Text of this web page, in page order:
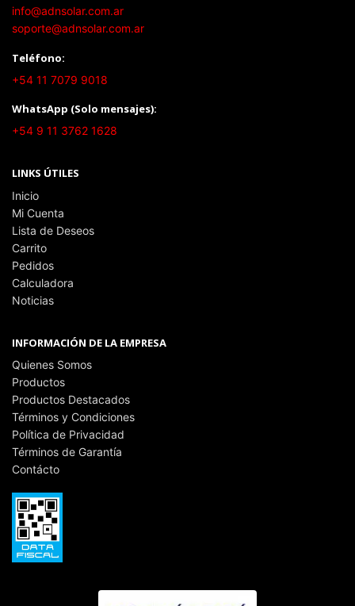
info@adnsolar.com.ar
soporte@adnsolar.com.ar
Teléfono:
+54 11 7079 9018
WhatsApp (Solo mensajes):
+54 9 11 3762 1628
LINKS ÚTILES
Inicio
Mi Cuenta
Lista de Deseos
Carrito
Pedidos
Calculadora
Noticias
INFORMACIÓN DE LA EMPRESA
Quienes Somos
Productos
Productos Destacados
Términos y Condiciones
Política de Privacidad
Términos de Garantía
Contácto